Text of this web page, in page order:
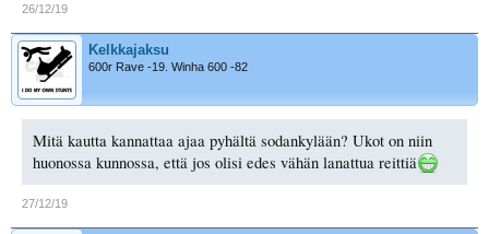
26/12/19
Kelkkajaksu
600r Rave -19. Winha 600 -82
Mitä kautta kannattaa ajaa pyhältä sodankylään? Ukot on niin
huonossa kunnossa, että jos olisi edes vähän lanattua reittiä
27/12/19